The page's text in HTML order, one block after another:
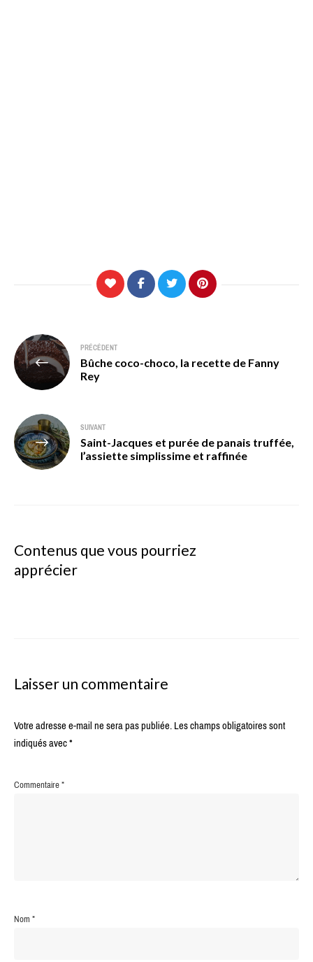
Navigation
de
l’article
PRÉCÉDENT
Bûche coco-choco, la recette de Fanny
Rey
SUIVANT
Saint-Jacques et purée de panais truffée,
l’assiette simplissime et raffinée
Contenus que vous pourriez
apprécier
Laisser un commentaire
Votre adresse e-mail ne sera pas publiée.Les champs obligatoires sont
indiqués avec*
Commentaire*
Nom*